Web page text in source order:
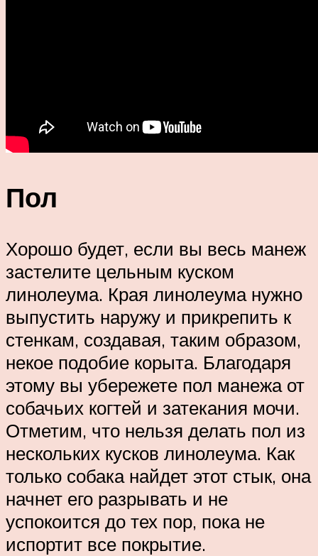
Пол
Хорошо будет, если вы весь манеж
застелите цельным куском
линолеума. Края линолеума нужно
выпустить наружу и прикрепить к
стенкам, создавая, таким образом,
некое подобие корыта. Благодаря
этому вы убережете пол манежа от
собачьих когтей и затекания мочи.
Отметим, что нельзя делать пол из
нескольких кусков линолеума. Как
только собака найдет этот стык, она
начнет его разрывать и не
успокоится до тех пор, пока не
испортит все покрытие.